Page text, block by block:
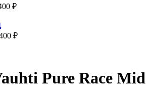
₽
₽
Pure Race Mid